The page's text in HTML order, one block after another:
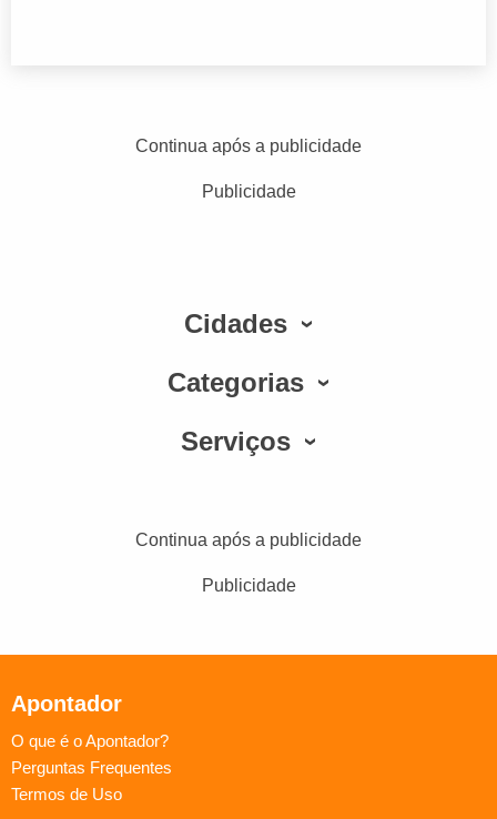
Continua após a publicidade
Publicidade
Cidades
Categorias
Serviços
Continua após a publicidade
Publicidade
Apontador
O que é o Apontador?
Perguntas Frequentes
Termos de Uso